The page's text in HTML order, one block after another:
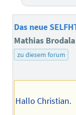
Das neue
Mathias Brodala
zu diesem forum
Hallo Christian.